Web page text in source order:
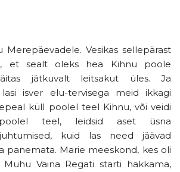
Merepäevadele. Vesikas sellepärast
et sealt oleks hea Kihnu poole
jätkuvalt leitsakut üles. Ja
isver elu-tervisega meid ikkagi
küll poolel teel Kihnu, või veidi
teel, leidsid aset üsna
kuid las need jäävad
panemata. Marie meeskond, kes oli
Väina Regati starti hakkama,